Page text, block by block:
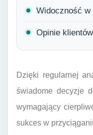
Widoczność
Opinie
Dzięki regularnej
świadome decyzje
wymagający
sukces w